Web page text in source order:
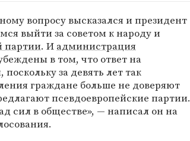
вопросу высказался и президент
выйти за советом к народу и
партии. И администрация
в том, что ответ на
за девять лет так
граждане больше не доверяют
псевдоевропейские партии.
сил в обществе», — написал он на